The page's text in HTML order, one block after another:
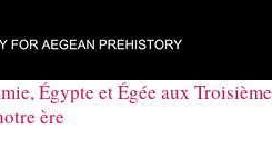
Égypte et Égée aux Troisième
ère